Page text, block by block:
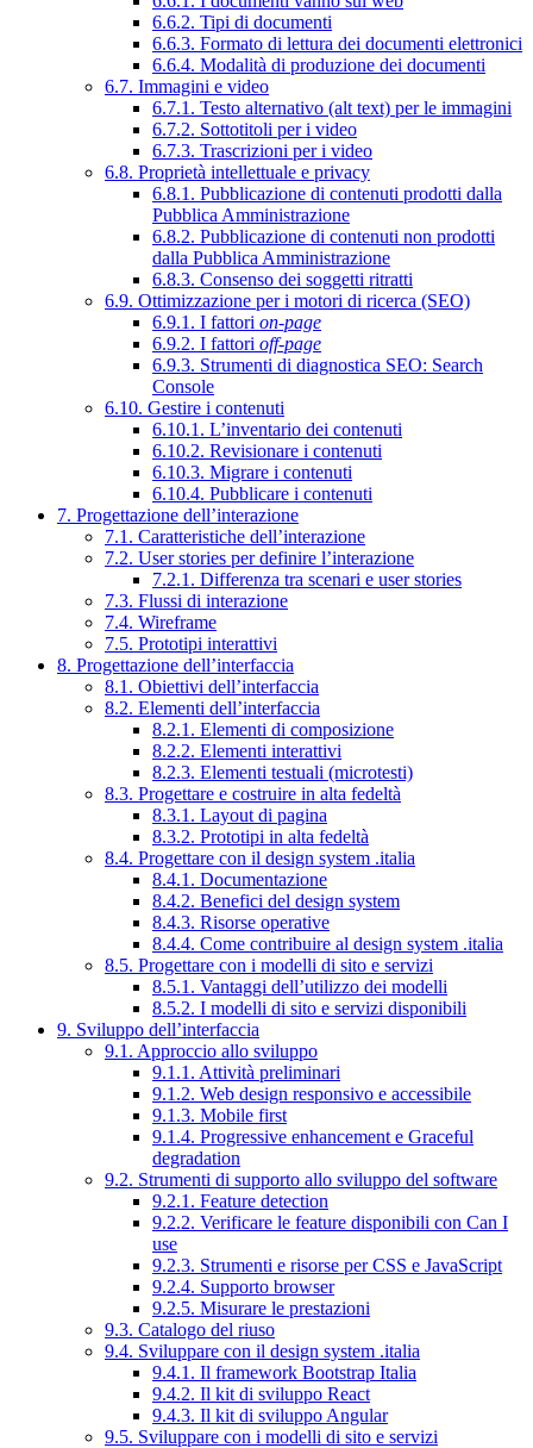
6.6.2. Tipi di documenti
6.6.3. Formato di lettura dei documenti elettronici
6.6.4. Modalità di produzione dei documenti
6.7. Immagini e video
6.7.1. Testo alternativo (alt text) per le immagini
6.7.2. Sottotitoli per i video
6.7.3. Trascrizioni per i video
6.8. Proprietà intellettuale e privacy
6.8.1. Pubblicazione di contenuti prodotti dalla
Pubblica Amministrazione
6.8.2. Pubblicazione di contenuti non prodotti
dalla Pubblica Amministrazione
6.8.3. Consenso dei soggetti ritratti
6.9. Ottimizzazione per i motori di ricerca (SEO)
6.9.1. I fattori on-page
6.9.2. I fattori off-page
6.9.3. Strumenti di diagnostica SEO: Search
Console
6.10. Gestire i contenuti
6.10.1. L’inventario dei contenuti
6.10.2. Revisionare i contenuti
6.10.3. Migrare i contenuti
6.10.4. Pubblicare i contenuti
7. Progettazione dell’interazione
7.1. Caratteristiche dell’interazione
7.2. User stories per definire l’interazione
7.2.1. Differenza tra scenari e user stories
7.3. Flussi di interazione
7.4. Wireframe
7.5. Prototipi interattivi
8. Progettazione dell’interfaccia
8.1. Obiettivi dell’interfaccia
8.2. Elementi dell’interfaccia
8.2.1. Elementi di composizione
8.2.2. Elementi interattivi
8.2.3. Elementi testuali (microtesti)
8.3. Progettare e costruire in alta fedeltà
8.3.1. Layout di pagina
8.3.2. Prototipi in alta fedeltà
8.4. Progettare con il design system .italia
8.4.1. Documentazione
8.4.2. Benefici del design system
8.4.3. Risorse operative
8.4.4. Come contribuire al design system .italia
8.5. Progettare con i modelli di sito e servizi
8.5.1. Vantaggi dell’utilizzo dei modelli
8.5.2. I modelli di sito e servizi disponibili
9. Sviluppo dell’interfaccia
9.1. Approccio allo sviluppo
9.1.1. Attività preliminari
9.1.2. Web design responsivo e accessibile
9.1.3. Mobile first
9.1.4. Progressive enhancement e Graceful
degradation
9.2. Strumenti di supporto allo sviluppo del software
9.2.1. Feature detection
9.2.2. Verificare le feature disponibili con Can I
use
9.2.3. Strumenti e risorse per CSS e JavaScript
9.2.4. Supporto browser
9.2.5. Misurare le prestazioni
9.3. Catalogo del riuso
9.4. Sviluppare con il design system .italia
9.4.1. Il framework Bootstrap Italia
9.4.2. Il kit di sviluppo React
9.4.3. Il kit di sviluppo Angular
9.5. Sviluppare con i modelli di sito e servizi